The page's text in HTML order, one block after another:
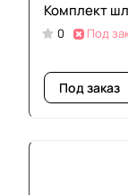
Комплект
0 Под
Под заказ